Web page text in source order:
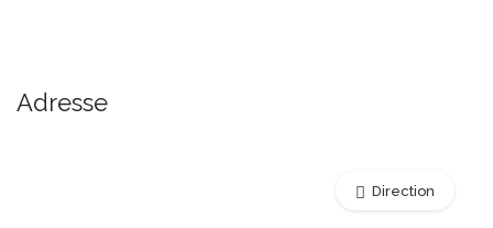
Adresse
Direction